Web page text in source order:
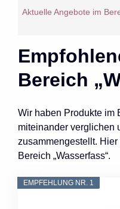
Aktuelle Angebote im
Bereich
Wir haben Produkte im
miteinander verglichen
zusammengestellt.
Bereich „Wasserfass“.
EMPFEHLUNG NR. 1